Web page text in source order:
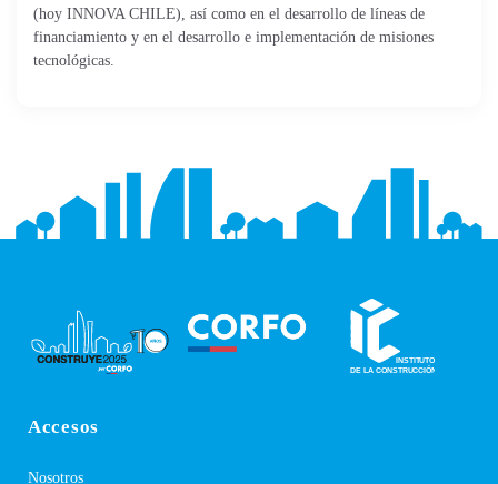
(hoy INNOVA CHILE), así como en el desarrollo de líneas de
financiamiento y en el desarrollo e implementación de misiones
tecnológicas.
Accesos
Nosotros